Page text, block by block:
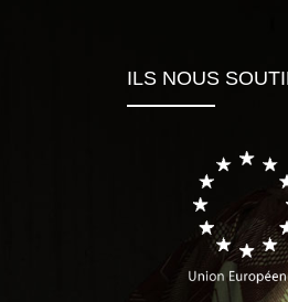
ILS NOUS